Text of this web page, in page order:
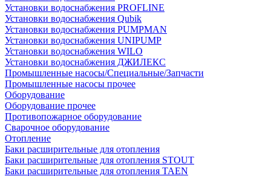
Установки водоснабжения PROFLINE
Установки водоснабжения Qubik
Установки водоснабжения PUMPMAN
Установки водоснабжения UNIPUMP
Установки водоснабжения WILO
Установки водоснабжения ДЖИЛЕКС
Промышленные насосы/Специальные/Запчасти
Промышленные насосы прочее
Оборудование
Оборудование прочее
Противопожарное оборудование
Сварочное оборудование
Отопление
Баки расширительные для отопления
Баки расширительные для отопления STOUT
Баки расширительные для отопления TAEN